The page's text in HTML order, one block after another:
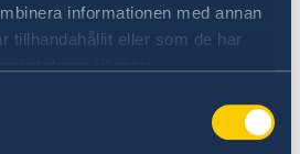
informationen med annan
tillhandahållit eller som de har
du behöver vaccinera dig
eller närmaste
där du befinner dig om
eller större olycka inträffar